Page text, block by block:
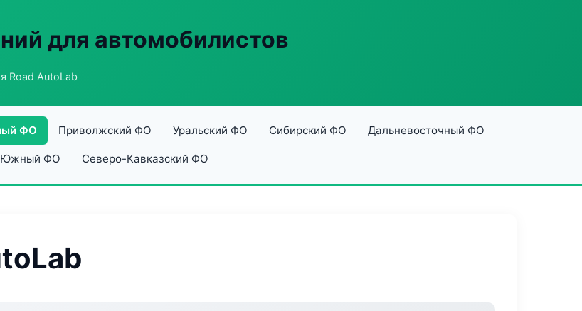
для автомобилистов
Road AutoLab
ФО Приволжский ФО Уральский ФО Сибирский ФО Дальневосточный ФО
Южный ФО Северо-Кавказский ФО